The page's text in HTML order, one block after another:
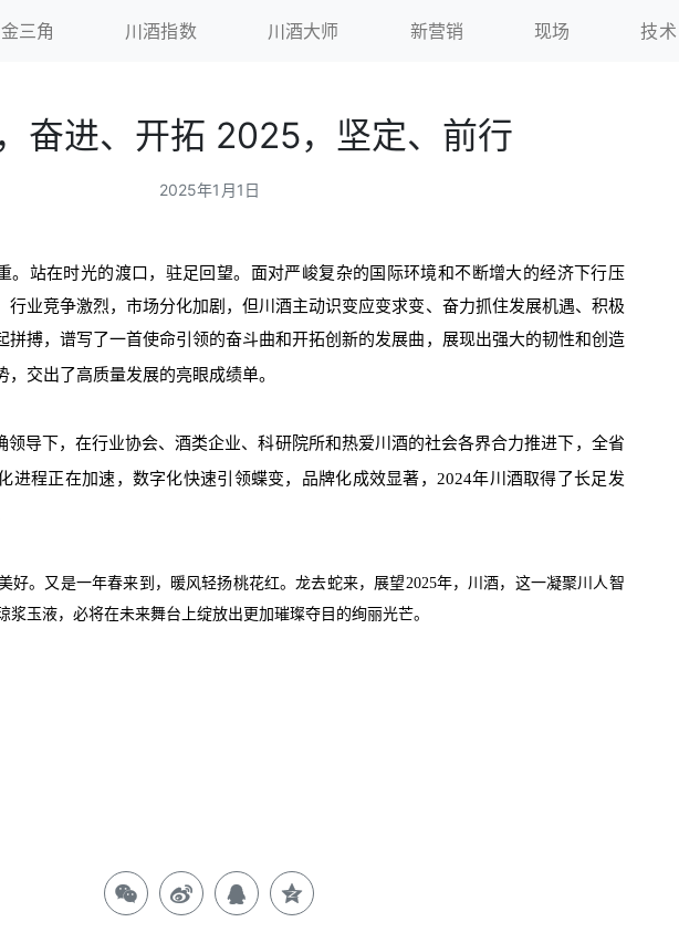
三角 川酒指数 川酒大师 新营销 现场 技术
奋进、开拓 2025，坚定、前行
2025年1月1日
。站在时光的渡口，驻足回望。面对严峻复杂的国际环境和不断增大的经济下行压
行业竞争激烈，市场分化加剧，但川酒主动识变应变求变、奋力抓住发展机遇、积极
拼搏，谱写了一首使命引领的奋斗曲和开拓创新的发展曲，展现出强大的韧性和创造
交出了高质量发展的亮眼成绩单。
领导下，在行业协会、酒类企业、科研院所和热爱川酒的社会各界合力推进下，全省
进程正在加速，数字化快速引领蝶变，品牌化成效显著，2024年川酒取得了长足发
好。又是一年春来到，暖风轻扬桃花红。龙去蛇来，展望2025年，川酒，这一凝聚川人智
浆玉液，必将在未来舞台上绽放出更加璀璨夺目的绚丽光芒。